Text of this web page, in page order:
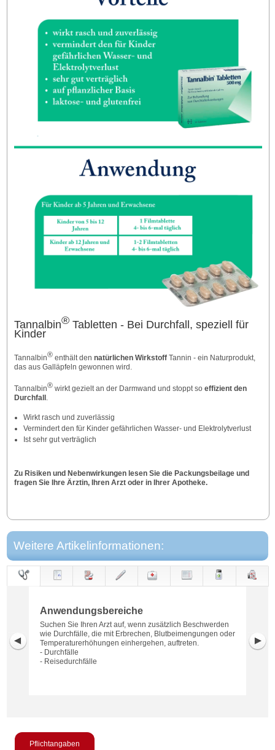
Tannalbin®Tabletten - Bei Durchfall, speziell für
Kinder
Tannalbin®enthält den natürlichen WirkstoffTannin - ein Naturprodukt,
das aus Galläpfeln gewonnen wird.
Tannalbin®wirkt gezielt an der Darmwand und stoppt so effizient den
Durchfall .
Wirkt rasch und zuverlässig
Vermindert den für Kinder gefährlichen Wasser- und Elektrolytverlust
Ist sehr gut verträglich
Zu Risiken und Nebenwirkungen lesen Sie die Packungsbeilage und
fragen Sie Ihre Ärztin, Ihren Arzt oder in Ihrer Apotheke.
Weitere Artikelinformationen:
Anwendungsbereiche
Suchen Sie Ihren Arzt auf, wenn zusätzlich Beschwerden
wie Durchfälle, die mit Erbrechen, Blutbeimengungen oder
Temperaturerhöhungen einhergehen, auftreten.
- Durchfälle
- Reisedurchfälle
Pflichtangaben